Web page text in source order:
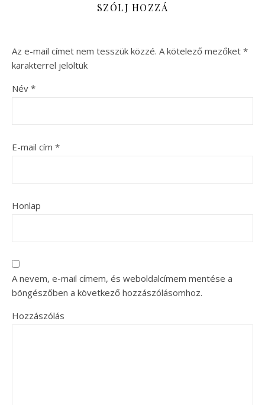
SZÓLJ HOZZÁ
Az e-mail címet nem tesszük közzé. A kötelező mezőket *
karakterrel jelöltük
Név *
E-mail cím *
Honlap
A nevem, e-mail címem, és weboldalcímem mentése a
böngészőben a következő hozzászólásomhoz.
Hozzászólás